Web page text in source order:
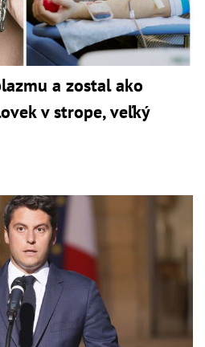
a zostal ako
v strope, veľký